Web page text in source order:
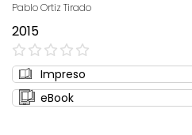
Pablo Ortiz Tirado
2015
0%
Impreso
eBook